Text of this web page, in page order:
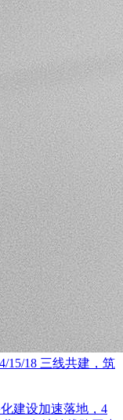
15/18 三线共建，筑
建设加速落地，4